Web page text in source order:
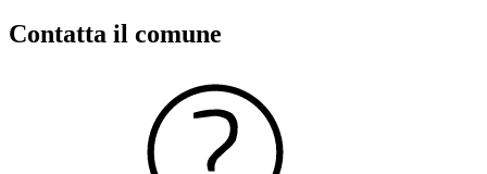
Contatta il comune